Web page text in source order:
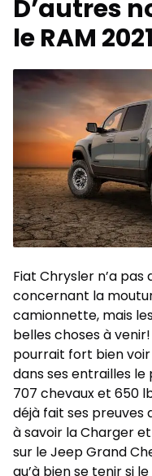
D’autres
le RAM
Fiat Chrysler n’a
concernant la
camionnette, mais
belles choses à venir!
pourrait fort bien voir
dans ses entrailles
707 chevaux et 650
déjà fait ses preuves
à savoir laCharger
sur leJeep Grand
qu’à bien se tenir si